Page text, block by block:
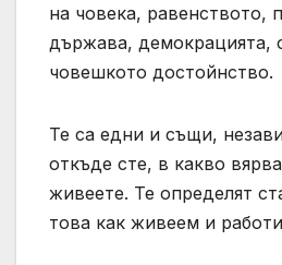
на човека, равенството,
държава, демокрацията,
човешкото достойнство.
Те са едни и същи,
откъде сте, в какво
живеете. Те определят
това как живеем и